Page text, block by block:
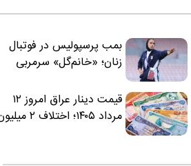
بمب پرسپولیس در فوتبال
زنان؛ «خانم‌گل» سرمربی
قیمت دینار عراق امروز ۱۲
مرداد ۱۴۰۵؛ اختلاف ۲